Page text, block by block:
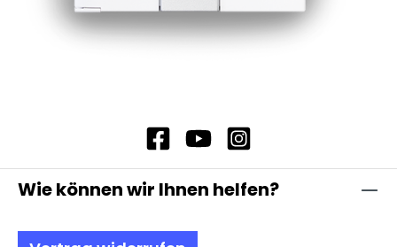
Wie können wir Ihnen helfen?